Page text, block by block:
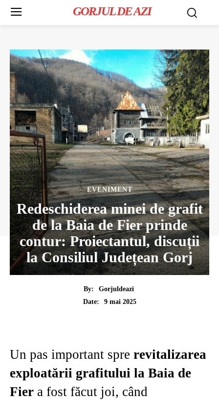
GORJUL DE AZI
EVENIMENT
Redeschiderea minei de grafit
de la Baia de Fier prinde
contur: Proiectantul, discuții
la Consiliul Județean Gorj
By:
Gorjuldeazi
Date:
9 mai 2025
Un pas important spre revitalizarea
exploatării grafitului la Baia de
Fier a fost făcut joi, când